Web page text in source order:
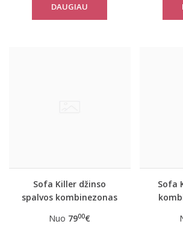
DAUGIAU
Sofa Killer džinso
spalvos kombinezonas
Nuo 7900€
Sofa